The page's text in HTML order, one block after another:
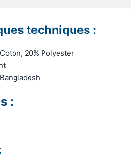
techniques :
20% Polyester
: